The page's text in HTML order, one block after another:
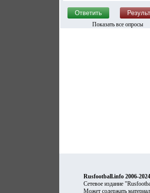
Показать все опросы
Rusfootball.info 2006-
Сетевое издание
Может содержать